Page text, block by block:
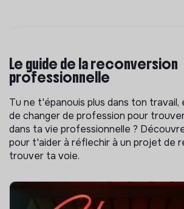
Le guide de la reconversion
professionnelle
Tu ne t'épanouis plus dans ton
de changer de profession pour
dans ta vie professionnelle ?
pour t'aider à réflechir à un projet de
trouver ta voie.